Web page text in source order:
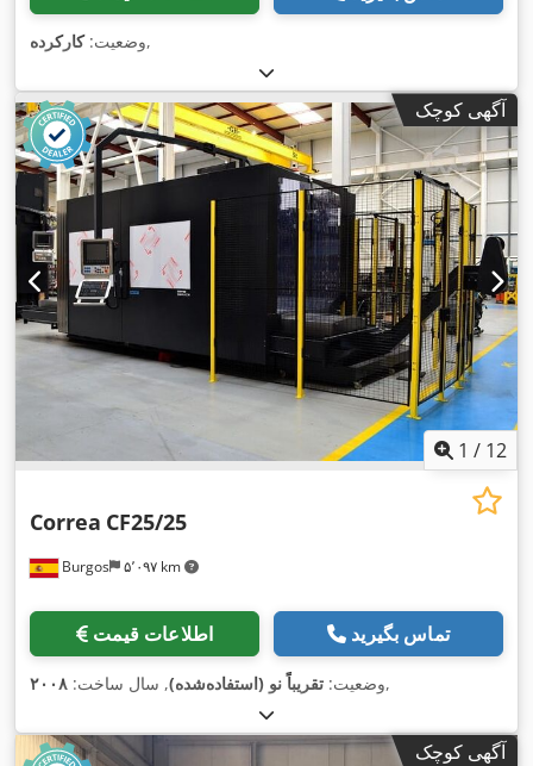
وضعیت:کارکرده ,
آگهی کوچک
1 / 12
Burgos ۵٬۰۹۷ km
Correa CF25/25
اطلاعات قیمت تماس بگیرید
وضعیت: تقریباً نو (استفاده‌شده), سال ساخت: ۲۰۰۸ ,
آگهی کوچک